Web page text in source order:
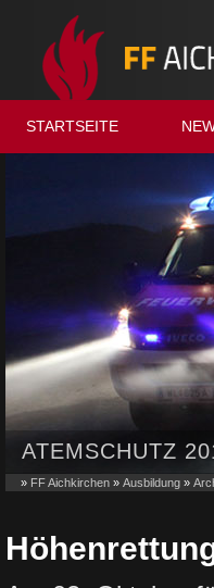
STARTSEITE
ATEMSCHUTZ
» FF Aichkirchen » Ausbildung »